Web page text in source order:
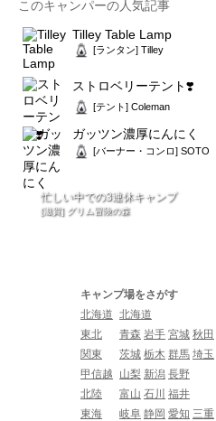
このキャンパーの人気記事
Tilley Table Lamp
[ランタン] Tilley
ストロベリーテント❣️
[テント] Coleman
ガッツン濃厚にんにく
[バーナー・コンロ] SOTO
忙しい中での3連休キャンプ
[滋賀] グリム冒険の森
キャンプ場をさがす
北海道 北海道
東北
青森 岩手 宮城 秋田
関東
茨城 栃木 群馬 埼玉
甲信越
山梨 新潟 長野
北陸
富山 石川 福井
東海
岐阜 静岡 愛知 三重